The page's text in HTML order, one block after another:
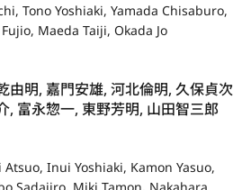
Tono Yoshiaki, Yamada Chisaburo,
Maeda Taiji, Okada Jo
由明, 嘉門安雄, 河北倫明, 久保貞次
, 富永惣一, 東野芳明, 山田智三郎
Inui Yoshiaki, Kamon Yasuo,
Sadajiro, Miki Tamon, Nakahara